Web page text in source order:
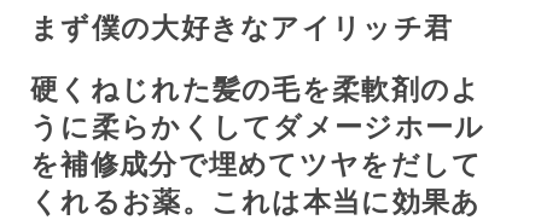
まず僕の大好きなアイリッチ君
硬くねじれた髪の毛を柔軟剤のよ
うに柔らかくしてダメージホール
を補修成分で埋めてツヤをだして
くれるお薬。これは本当に効果あ